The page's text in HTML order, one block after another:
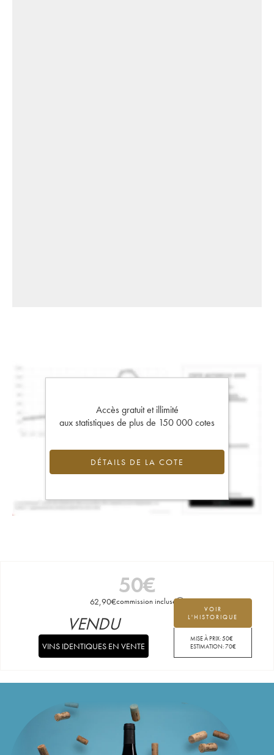
Accès gratuit et illimité
aux statistiques de plus de 150 000 cotes
DÉTAILS DE LA COTE
50€
62,90€commission incluse
VOIR
L'HISTORIQUE
MISE À PRIX:50€
ESTIMATION:70€
VENDU
VINS IDENTIQUES EN VENTE